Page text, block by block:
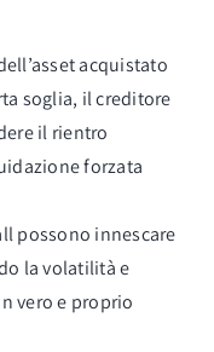
acquistato
soglia, il creditore
il rientro
forzata
possono innescare
la volatilità e
vero e proprio